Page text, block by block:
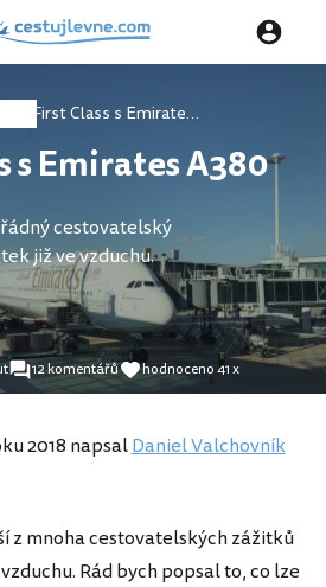
First Class s Emirates A380
s Emirates A380
cestovatelský
již ve vzduchu.
12 komentářů hodnoceno 41 x
2018 napsalDaniel Valchovník
z mnoha cestovatelských zážitků
Rád bych popsal to, co lze